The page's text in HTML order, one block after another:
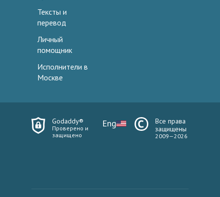
Тексты и
перевод
Личный
помощник
Исполнители в
Москве
Godaddy®
Проверено и
защищено
Eng
Все права
защищены
2009—2026